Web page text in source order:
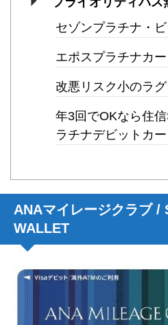
セゾンプラチナ・
エポスプラチナカー
改悪リスク小のラ
年3回でOKなら住
ラチナデビットカ
ANAマイレージクラブ /
WALLET